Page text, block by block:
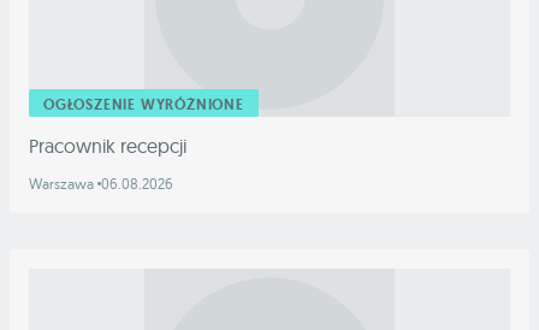
OGŁOSZENIE WYRÓŻNIONE
Pracownik recepcji
Warszawa 06.08.2026